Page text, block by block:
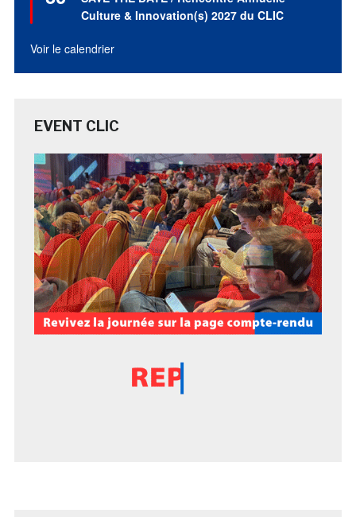
avant
Culture & Innovation(s) 2027 du CLIC
Voir le calendrier
EVENT CLIC